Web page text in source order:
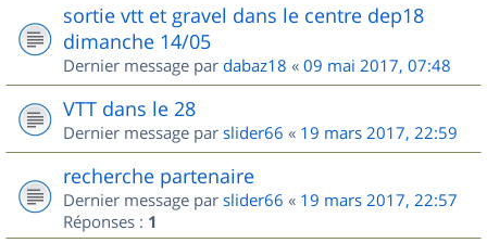
sortie vtt et gravel dans le centre dep18
dimanche 14/05
Dernier message par dabaz18 « 09 mai 2017, 07:48
VTT dans le 28
Dernier message par slider66 « 19 mars 2017, 22:59
recherche partenaire
Dernier message par slider66 « 19 mars 2017, 22:57
Réponses : 1